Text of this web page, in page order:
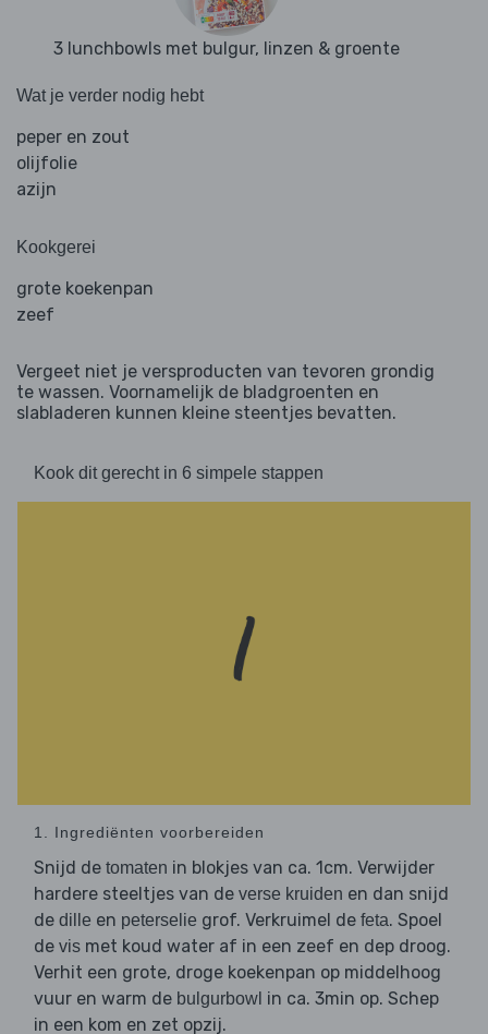
3 lunchbowls met bulgur, linzen & groente
Wat je verder nodig hebt
peper en zout
olijfolie
azijn
Kookgerei
grote koekenpan
zeef
Vergeet niet je versproducten van tevoren grondig
te wassen. Voornamelijk de bladgroenten en
slabladeren kunnen kleine steentjes bevatten.
Kook dit gerecht in 6 simpele stappen
1. Ingrediënten voorbereiden
Snijd de tomaten in blokjes van ca. 1cm. Verwijder
hardere steeltjes van de verse kruiden en dan snijd
de dille en peterselie grof. Verkruimel de feta. Spoel
de vis met koud water af in een zeef en dep droog.
Verhit een grote, droge koekenpan op middelhoog
vuur en warm de bulgurbowl in ca. 3min op. Schep
in een kom en zet opzij.